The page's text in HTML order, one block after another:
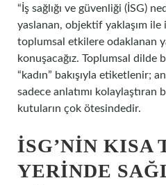
“İş sağlığı ve güvenliği (İSG)
yaslanan, objektif yaklaşım ile
toplumsal etkilere odaklanan
konuşacağız. Toplumsal dilde
“kadın” bakışıyla etiketlenir;
sadece anlatımı
kutuların çok ötesindedir.
İSG’NIN KISA
YERINDE